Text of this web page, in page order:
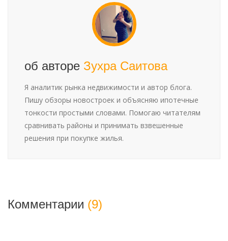
об авторе Зухра Саитова
Я аналитик рынка недвижимости и автор блога.
Пишу обзоры новостроек и объясняю ипотечные
тонкости простыми словами. Помогаю читателям
сравнивать районы и принимать взвешенные
решения при покупке жилья.
Комментарии (9)